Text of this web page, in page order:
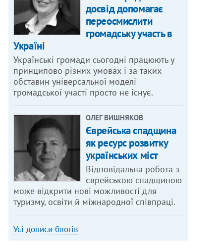
досвід допомагає
переосмислити
громадську участь в
Україні
Українські громади сьогодні працюють у
принципово різних умовах і за таких
обставин універсальної моделі
громадської участі просто не існує.
ОЛЕГ ВИШНЯКОВ
Єврейська спадщина
як ресурс розвитку
українських міст
Відповідальна робота з
єврейською спадщиною
може відкрити нові можливості для
туризму, освіти й міжнародної співпраці.
Усі дописи блогів